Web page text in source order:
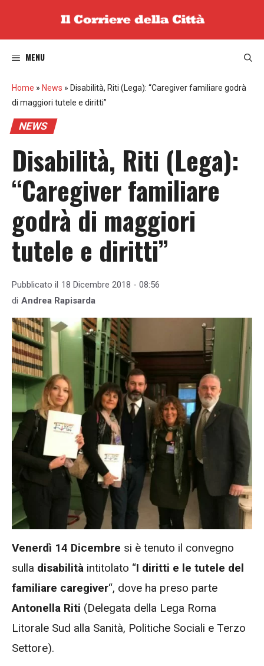
MENU
Home » News » Disabilità, Riti (Lega): “Caregiver familiare godrà
di maggiori tutele e diritti”
NEWS
Disabilità, Riti (Lega):
“Caregiver familiare
godrà di maggiori
tutele e diritti”
Pubblicato il 18 Dicembre 2018 - 08:56
di Andrea Rapisarda
Venerdì 14 Dicembre si è tenuto il convegno
sulla disabilità intitolato “I diritti e le tutele del
familiare caregiver“, dove ha preso parte
Antonella Riti (Delegata della Lega Roma
Litorale Sud alla Sanità, Politiche Sociali e Terzo
Settore).